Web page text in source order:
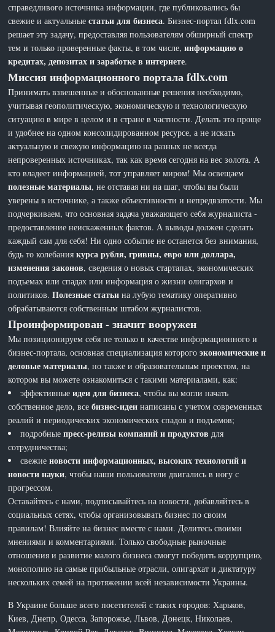
справедливого источника информации, где публиковались бы
свежие и актуальныестатьи для бизнеса. Бизнес-портал fdlx.com
решает эту задачу, предоставляя пользователям обширный спектр
тем и только проверенные факты, в том числе,информацию о
кредитах, депозитах и заработке в интернете.
Миссия информационного портала fdlx.com
Принимать взвешенные и обоснованные решения необходимо,
учитывая геополитическую, экономическую и технологическую
ситуацию в мире в целом и в стране в частности. Делать это проще
и удобнее на одном консолидированном ресурсе, а не искать
актуальную и свежую информацию на разных не всегда
непроверенных источниках, так как время сегодня на вес золота. А
кто владеет информацией, тот управляет миром! Мы освещаем
полезные материалы, не отставая ни на шаг, чтобы вы были
уверены в источнике, а также объективности и непредвзятости. Мы
подчеркиваем, что основная задача уважающего себя журналиста -
предоставление неискаженных фактов. А выводы должен сделать
каждый сам для себя! Ни одно событие не останется без внимания,
будь то колебаниякурса рубля, гривны, евро или доллара,
изменения законов, сведения о новых стартапах, экономических
подъемах или спадах или информация о жизни олигархов и
политиков.Полезные статьи на лубую тематику оперативно
обрабатываются собственным штабом журналистов.
Проинформирован - значит вооружен
Мы позиционируем себя не только в качестве информационного и
бизнес-портала, основная специализация которогоэкономические и
деловые материалы, но также и образовательным проектом, на
котором вы можете ознакомиться с такими материалами, как:
эффективныеидеи для бизнеса, чтобы вы могли начать
собственное дело, всебизнес-идеи написаны с учетом современных
реалий и периодических экономических спадов и подъемов;
подробныепресс-релизы компаний и продуктов для
сотрудничества;
свежиеновости информационных, высоких технологий и
новости науки, чтобы наши пользователи двигались в ногу с
прогрессом.
Оставайтесь с нами, подписывайтесь на новости, добавляйтесь в
социальных сетях, чтобы организовывать бизнес по своим
правилам! Влияйте на бизнес вместе с нами. Делитесь своими
мнениями и комментариями. Только свободные рыночные
отношения и развитие малого бизнеса смогут победить коррупцию,
монополию на самые прибыльные отрасли, олигархат и диктатуру
нескольких семей на протяжении всей независимости Украины.
В Украине больше всего посетителей с таких городов: Харьков,
Киев, Днепр, Одесса, Запорожье, Львов, Донецк, Николаев,